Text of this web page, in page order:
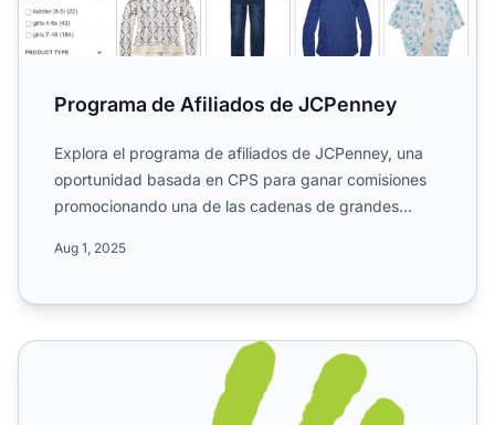
Programa de Afiliados de JCPenney
Explora el programa de afiliados de JCPenney, una
oportunidad basada en CPS para ganar comisiones
promocionando una de las cadenas de grandes
Aug 1, 2025
Contacto del Departamento de Afiliados de Journeys